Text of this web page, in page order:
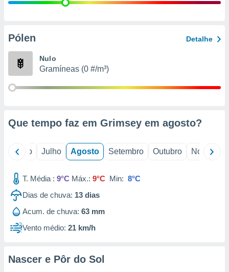
e
Pólen Detalhe
Nulo
Gramíneas (0 #/m³)
Que tempo faz em Grimsey em agosto?
Junho Julho Agosto Setembro Outubro Novembro
T. Média : 9°C Máx.: 9°C Min: 8°C
Dias de chuva: 13 dias
Acum. de chuva: 63 mm
Vento médio: 21 km/h
Nascer e Pôr do Sol